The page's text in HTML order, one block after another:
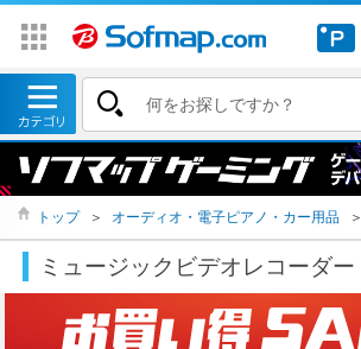
トップ ＞ オーディオ・電子ピアノ・カー用品 ＞
ミュージックビデオレコーダー